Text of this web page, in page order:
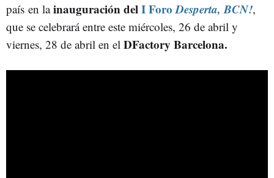
país en lainauguración delI ForoDesperta, BCN!,
que se celebrará entre este miércoles, 26 de abril y
viernes, 28 de abril en el DFactory Barcelona.